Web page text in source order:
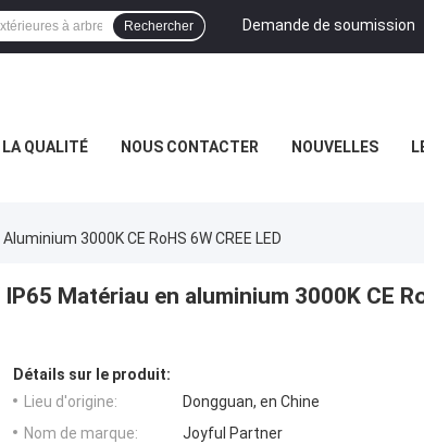
Demande de soumission
Rechercher
QUALITÉ NOUS CONTACTER NOUVELLES
3000K CE RoHS 6W CREE LED
Matériau en aluminium 3000K CE
Détails sur le produit:
Lieu d'origine:
Dongguan, en Chine
Nom de marque:
Joyful Partner